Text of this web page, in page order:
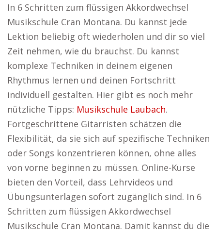
In 6 Schritten zum flüssigen Akkordwechsel
Musikschule Cran Montana. Du kannst jede
Lektion beliebig oft wiederholen und dir so viel
Zeit nehmen, wie du brauchst. Du kannst
komplexe Techniken in deinem eigenen
Rhythmus lernen und deinen Fortschritt
individuell gestalten. Hier gibt es noch mehr
nützliche Tipps: Musikschule Laubach.
Fortgeschrittene Gitarristen schätzen die
Flexibilität, da sie sich auf spezifische Techniken
oder Songs konzentrieren können, ohne alles
von vorne beginnen zu müssen. Online-Kurse
bieten den Vorteil, dass Lehrvideos und
Übungsunterlagen sofort zugänglich sind. In 6
Schritten zum flüssigen Akkordwechsel
Musikschule Cran Montana. Damit kannst du die